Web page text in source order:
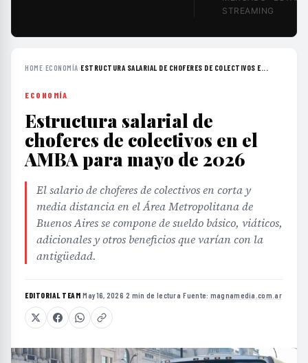
STREAMING
HOME›ECONOMÍA›ESTRUCTURA SALARIAL DE CHOFERES DE COLECTIVOS E...
ECONOMÍA
Estructura salarial de
choferes de colectivos en el
AMBA para mayo de 2026
El salario de choferes de colectivos en corta y
media distancia en el Área Metropolitana de
Buenos Aires se compone de sueldo básico, viáticos,
adicionales y otros beneficios que varían con la
antigüedad.
EDITORIAL TEAM·May 16, 2026·2 min de lectura·Fuente: magnamedia.com.ar